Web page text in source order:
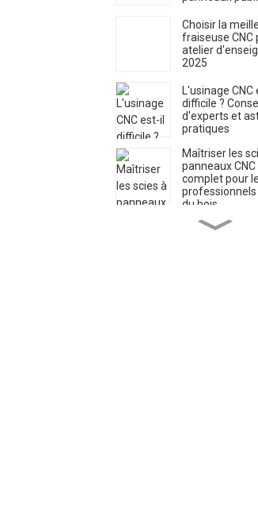
Choisir la
fraiseuse CNC
atelier
2025
L'usinage CNC
difficile ?
d'experts et
pratiques
Maîtriser les
panneaux CNC
complet pour
professionnels
du bois
Mintech CNC :